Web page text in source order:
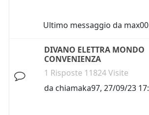
Ultimo messaggio da
DIVANO ELETTRA MONDO
CONVENIENZA
1 Risposte 11824 Visite
da chiamaka97, 27/09/23